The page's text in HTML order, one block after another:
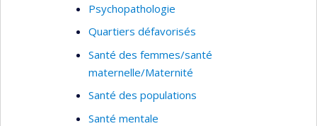
Psychopathologie
Quartiers défavorisés
Santé des femmes/santé
maternelle/Maternité
Santé des populations
Santé mentale